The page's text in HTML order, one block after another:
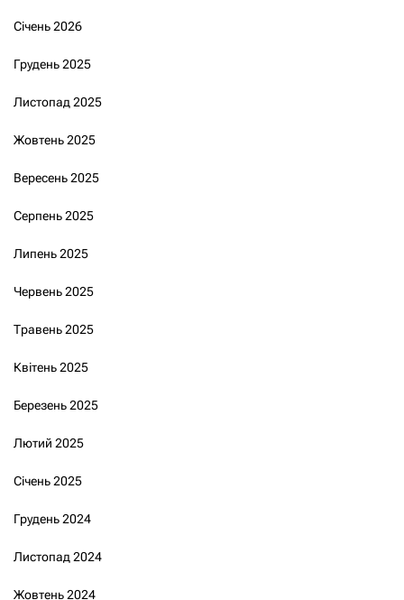
Січень 2026
Грудень 2025
Листопад 2025
Жовтень 2025
Вересень 2025
Серпень 2025
Липень 2025
Червень 2025
Травень 2025
Квітень 2025
Березень 2025
Лютий 2025
Січень 2025
Грудень 2024
Листопад 2024
Жовтень 2024